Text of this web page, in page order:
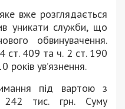
вже розглядається
уникати служби, що
обвинувачення.
ст. 409 та ч. 2 ст. 190
ув’язнення.
під вартою з
242 тис. грн. Суму